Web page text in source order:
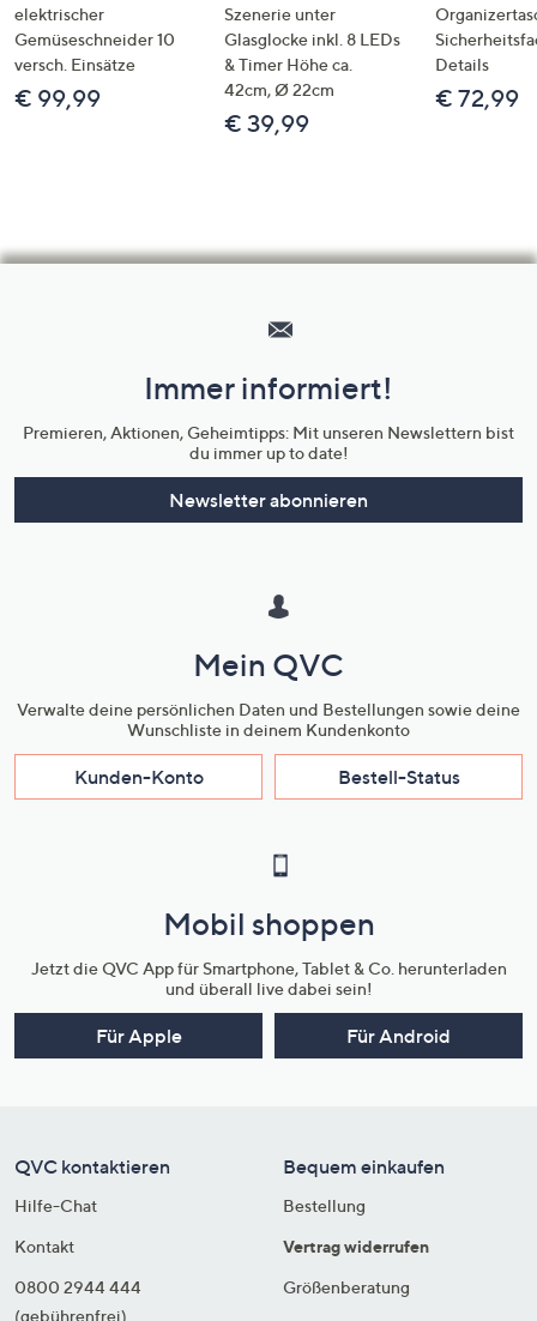
elektrischer
Gemüseschneider 10
versch. Einsätze
€ 99,99
Szenerie unter
Glasglocke inkl. 8 LEDs
& Timer Höhe ca.
42cm, Ø 22cm
€ 39,99
Details
€ 72,99
Unternehmensinformationen
Immer informiert!
Premieren, Aktionen, Geheimtipps: Mit unseren Newslettern bist
du immer up to date!
Newsletter abonnieren
Mein QVC
Verwalte deine persönlichen Daten und Bestellungen sowie deine
Wunschliste in deinem Kundenkonto
Kunden-Konto Bestell-Status
Mobil shoppen
Jetzt die QVC App für Smartphone, Tablet & Co. herunterladen
und überall live dabei sein!
Für Apple Für Android
QVC kontaktieren
Hilfe-Chat
Kontakt
0800 2944 444
(gebührenfrei)
Bequem einkaufen
Bestellung
Vertrag widerrufen
Größenberatung